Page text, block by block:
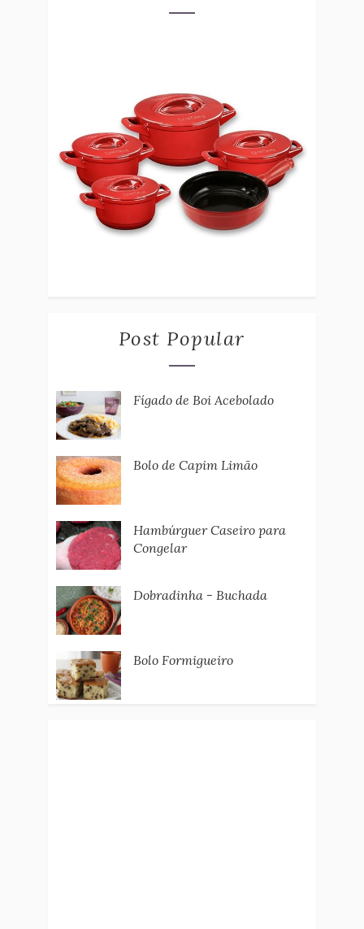
Post Popular
Fígado de Boi Acebolado
Bolo de Capim Limão
Hambúrguer Caseiro para
Congelar
Dobradinha - Buchada
Bolo Formigueiro